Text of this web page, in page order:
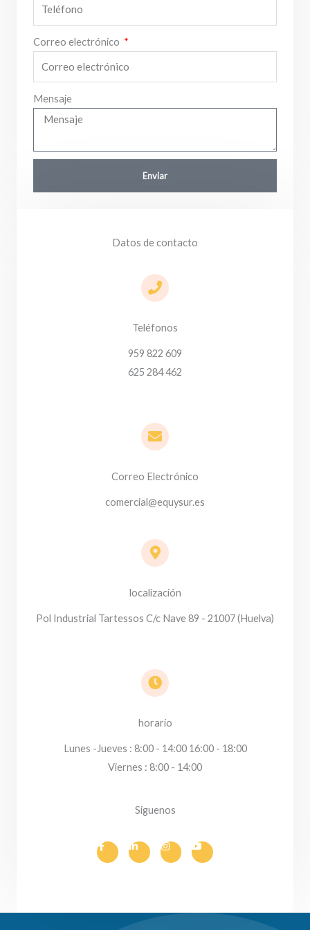
Correo electrónico
Mensaje
Enviar
Datos de contacto
Teléfonos
959 822 609
625 284 462
Correo Electrónico
comercial@equysur.es
localización
Pol Industrial Tartessos C/c Nave 89 - 21007 (Huelva)
horario
Lunes -Jueves : 8:00 - 14:00 16:00 - 18:00
Viernes : 8:00 - 14:00
Siguenos
F
c
k
L
n
n
-
I
s
a
Y
u